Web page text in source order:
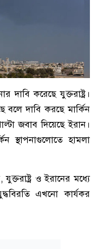
দাবি করেছে যুক্তরাষ্ট্র।
বলে দাবি করছে মার্কিন
জবাব দিয়েছে ইরান।
স্থাপনাগুলোতে হামলা
ও ইরানের মধ্যে
এখনো কার্যকর